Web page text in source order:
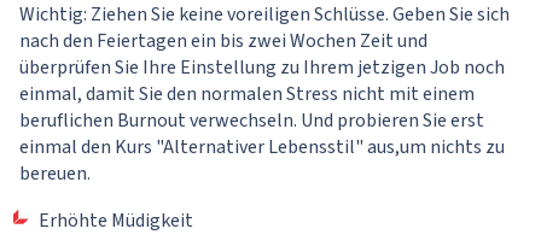
Wichtig: Ziehen Sie keine voreiligen Schlüsse. Geben Sie sich
nach den Feiertagen ein bis zwei Wochen Zeit und
überprüfen Sie Ihre Einstellung zu Ihrem jetzigen Job noch
einmal, damit Sie den normalen Stress nicht mit einem
beruflichen Burnout verwechseln. Und probieren Sie erst
einmal den Kurs "Alternativer Lebensstil"aus,um nichts zu
bereuen.
Erhöhte Müdigkeit